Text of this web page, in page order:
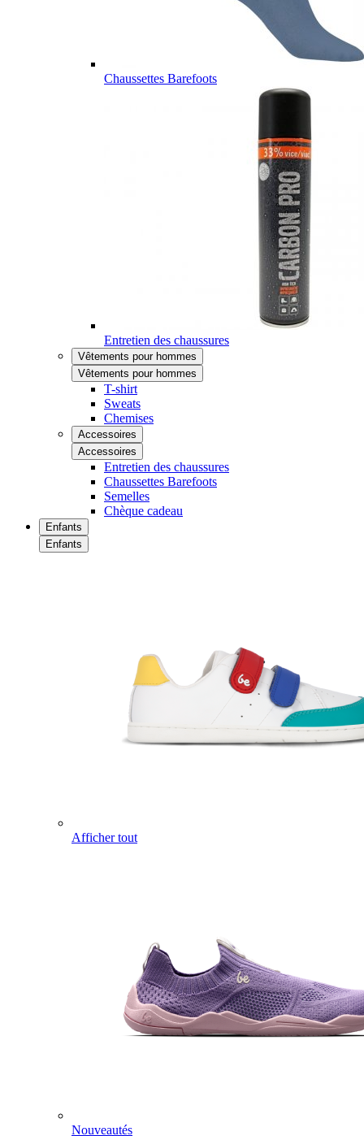
Chaussettes Barefoots
Entretien des chaussures
Vêtements pour hommes
Vêtements pour hommes
T-shirt
Sweats
Chemises
Accessoires
Accessoires
Entretien des chaussures
Chaussettes Barefoots
Semelles
Chèque cadeau
Enfants
Enfants
Afficher tout
Nouveautés